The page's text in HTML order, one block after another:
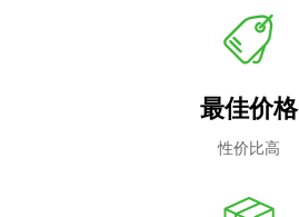
最佳价格
性价比高